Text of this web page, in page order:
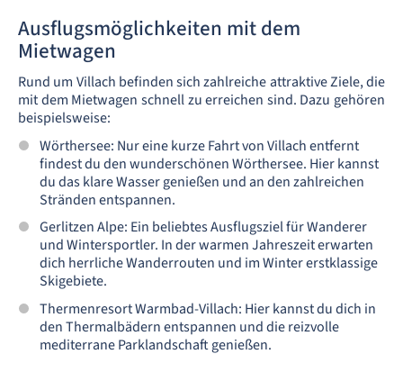
Ausflugsmöglichkeiten mit dem
Mietwagen
Rund um Villach befinden sich zahlreiche attraktive Ziele, die
mit dem Mietwagen schnell zu erreichen sind. Dazu gehören
beispielsweise:
Wörthersee: Nur eine kurze Fahrt von Villach entfernt
findest du den wunderschönen Wörthersee. Hier kannst
du das klare Wasser genießen und an den zahlreichen
Stränden entspannen.
Gerlitzen Alpe: Ein beliebtes Ausflugsziel für Wanderer
und Wintersportler. In der warmen Jahreszeit erwarten
dich herrliche Wanderrouten und im Winter erstklassige
Skigebiete.
Thermenresort Warmbad-Villach: Hier kannst du dich in
den Thermalbädern entspannen und die reizvolle
mediterrane Parklandschaft genießen.